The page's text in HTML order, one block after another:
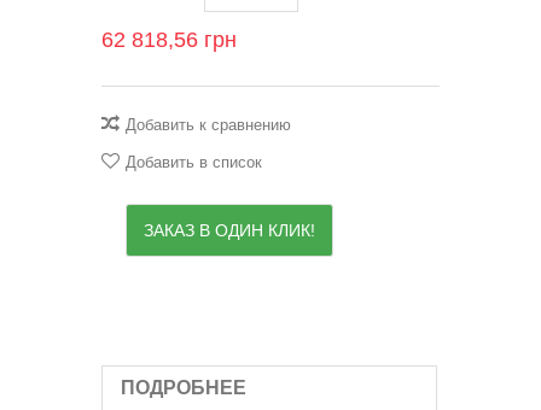
62 818,56 грн
Добавить к сравнению
Добавить в список
ЗАКАЗ В ОДИН КЛИК!
ПОДРОБНЕЕ